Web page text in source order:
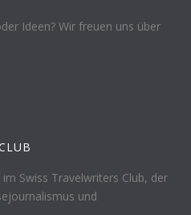
Ideen? Wir freuen uns über
Swiss Travelwriters Club, der
und